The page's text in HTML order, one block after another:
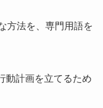
方法を、専門用語を
動計画を立てるため